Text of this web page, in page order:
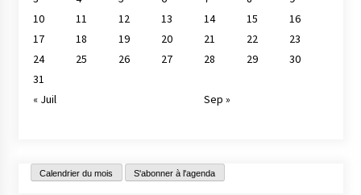
10
11 12 13 14 15
16
17
18 19 20 21 22
23
24
25 26 27 28 29
30
31
« Juil
Sep »
Calendrier du mois S'abonner à l'agenda